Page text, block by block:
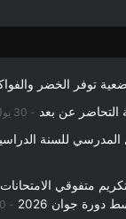
توفر الخضر
التحاضر عن بعد 30 يوليو، 2026
للسنة الدراسية 2026-
متفوقي
دورة جوان 2026
30